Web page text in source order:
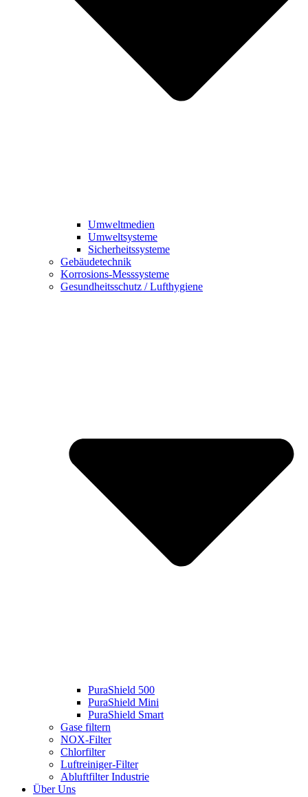
Umweltmedien
Umweltsysteme
Sicherheitssysteme
Gebäudetechnik
Korrosions-Messsysteme
Gesundheitsschutz / Lufthygiene
PuraShield 500
PuraShield Mini
PuraShield Smart
Gase filtern
NOX-Filter
Chlorfilter
Luftreiniger-Filter
Abluftfilter Industrie
Über Uns